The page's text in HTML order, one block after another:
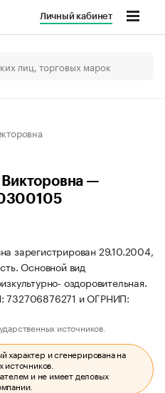
Личный кабинет
—
зарегистрирован 29.10.2004,
Основной вид
оздоровительная.
732706876271 и ОГРНИП:
источников.
характер и сгенерирована на
источников.
и не имеет деловых